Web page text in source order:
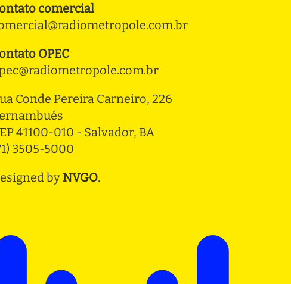
comercial
OPEC
Conde Pereira Carneiro, 226
41100-010 - Salvador, BA
3505-5000
by NVGO.